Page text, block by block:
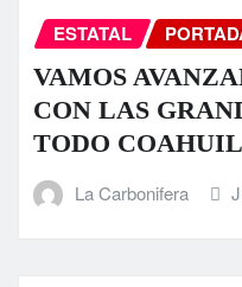
ESTATAL
VAMOS
CON LAS
TODO
La Carbonifera